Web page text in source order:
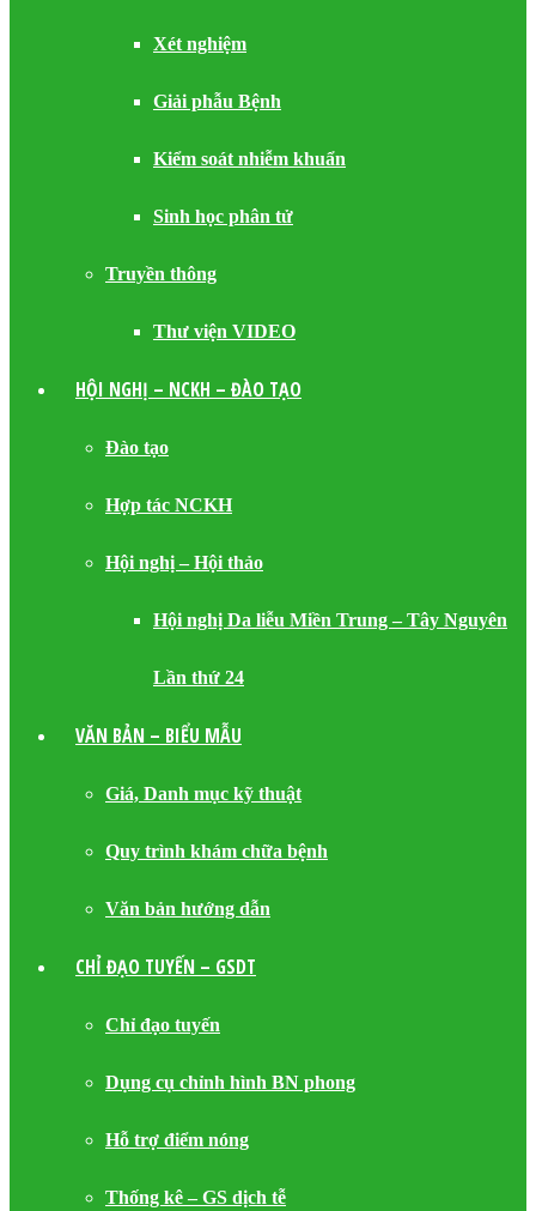
Xét nghiệm
Giải phẫu Bệnh
Kiểm soát nhiễm khuẩn
Sinh học phân tử
Truyền thông
Thư viện VIDEO
HỘI NGHỊ – NCKH – ĐÀO TẠO
Đào tạo
Hợp tác NCKH
Hội nghị – Hội thảo
Hội nghị Da liễu Miền Trung – Tây Nguyên
Lần thứ 24
VĂN BẢN – BIỂU MẪU
Giá, Danh mục kỹ thuật
Quy trình khám chữa bệnh
Văn bản hướng dẫn
CHỈ ĐẠO TUYẾN – GSDT
Chỉ đạo tuyến
Dụng cụ chỉnh hình BN phong
Hỗ trợ điểm nóng
Thống kê – GS dịch tễ